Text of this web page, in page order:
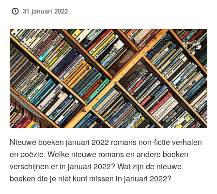
31 januari 2022
Nieuwe boeken januari 2022 romans non-fictie verhalen
en poëzie. Welke nieuwe romans en andere boeken
verschijnen er in januari 2022? Wat zijn de nieuwe
boeken die je niet kunt missen in januari 2022?